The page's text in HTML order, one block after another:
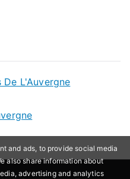
L'Auvergne
and ads, to provide social media
also share information about
advertising and analytics